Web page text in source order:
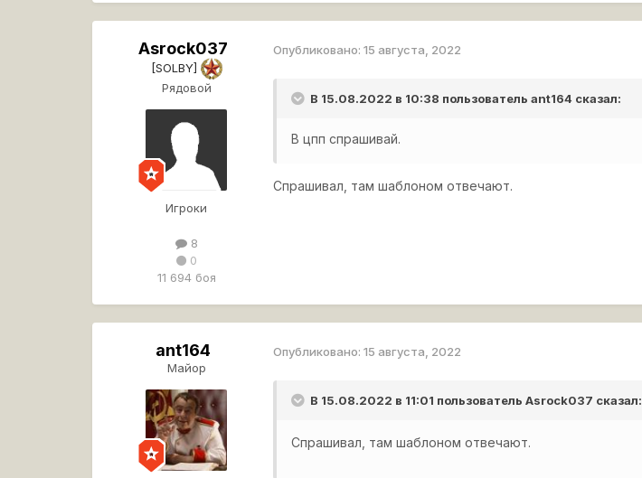
Asrock037
[SOLBY]
Рядовой
Игроки
8
0
11 694 боя
Опубликовано:15 августа, 2022
В 15.08.2022 в 10:38 пользовательant164 сказал:
В цпп спрашивай.
Спрашивал, там шаблоном отвечают.
ant164
Майор
Опубликовано:15 августа, 2022
В 15.08.2022 в 11:01 пользовательAsrock037 сказал:
Спрашивал, там шаблоном отвечают.